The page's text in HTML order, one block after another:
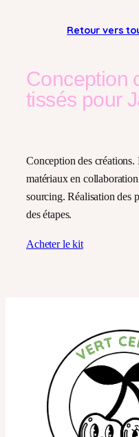
Retour vers
Conception
tissés pour
Conception des
matériaux en
sourcing. Réalisation des
des étapes.
Acheter le kit